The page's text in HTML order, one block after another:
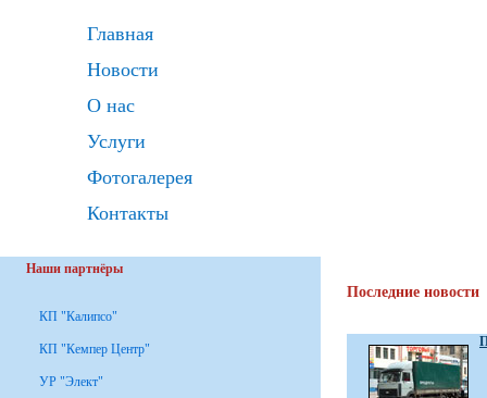
Главная
Новости
О нас
Услуги
Фотогалерея
Контакты
Наши партнёры
КП "Калипсо"
КП "Кемпер Центр"
УР "Элект"
Последние новости